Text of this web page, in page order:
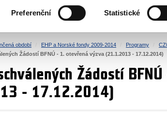
Preferenční Statistické
LIDSKÁ PRÁVA
období EHP a Norské fondy 2009-2014 Programy
Žádostí BFNÚ ‐ 1. otevřená výzva (21.1.2013 ‐ 17.12.2014)
Žádostí
‐ 17.12.2014)